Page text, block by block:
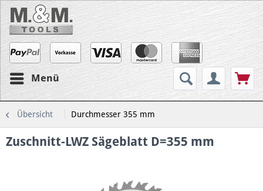
Menü
Übersicht Durchmesser 355 mm
Zuschnitt-LWZ Sägeblatt D=355 mm